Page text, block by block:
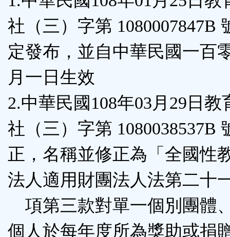
按
鈕
區
社（三）字第 1080007847B
定發布，並自中華民國一百
月一日生效
2.中華民國108年03月29日教
社（三）字第 1080038537B
正，名稱並修正為「全國性
法人適用財團法人法第二十
項第三款對單一個別團體
個人於每年度所為獎助或捐